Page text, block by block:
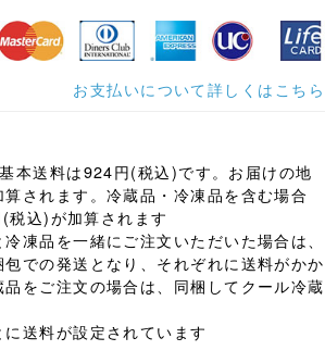
お支払いについて詳しくはこちら
本送料は924円(税込)です。お届けの地
されます。冷蔵品・冷凍品を含む場合
税込)が加算されます
凍品を一緒にご注文いただいた場合は、
での発送となり、それぞれに送料がかか
をご注文の場合は、同梱してクール冷蔵
送料が設定されています